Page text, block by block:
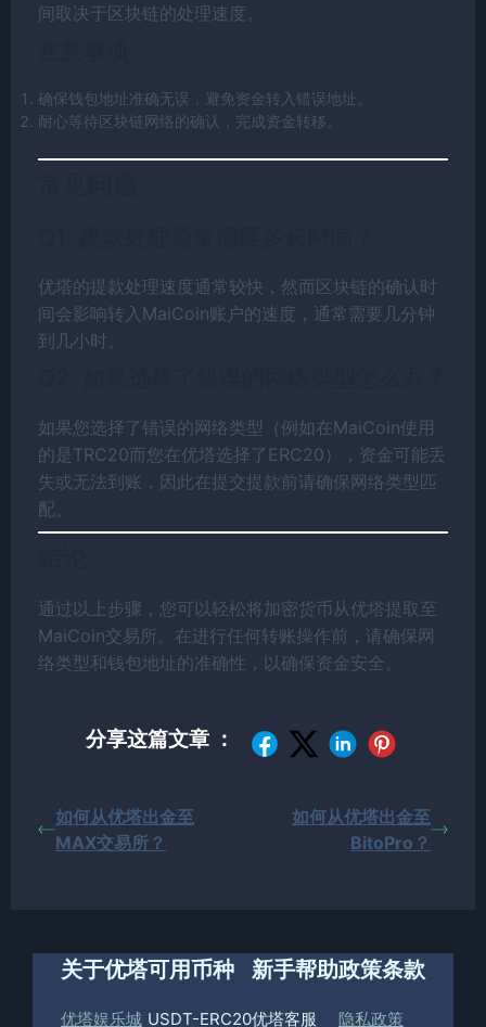
间取决于区块链的处理速度。
确保钱包地址准确无误，避免资金转入错误地址。
耐心等待区块链网络的确认，完成资金转移。
优塔的提款处理速度通常较快，然而区块链的确认时
间会影响转入MaiCoin账户的速度，通常需要几分钟
到几小时。
如果您选择了错误的网络类型（例如在MaiCoin使用
的是TRC20而您在优塔选择了ERC20），资金可能丢
失或无法到账，因此在提交提款前请确保网络类型匹
配。
通过以上步骤，您可以轻松将加密货币从优塔提取至
MaiCoin交易所。在进行任何转账操作前，请确保网
络类型和钱包地址的准确性，以确保资金安全。
分享这篇文章 ：
如何从优塔出金至
MAX交易所？
如何从优塔出金至
BitoPro？
关于优塔
优塔娱乐城
可用币种
USDT-ERC20
新手帮助
优塔客服
政策条款
隐私政策